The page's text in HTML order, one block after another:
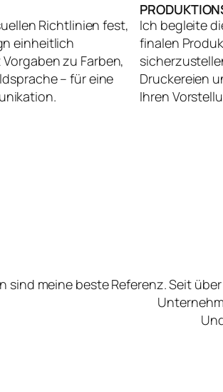
Richtlinien fest,
einheitlich
zu Farben,
– für eine
Ich begleite
finalen
Druckereien
Ihren
sind meine beste Referenz. Seit